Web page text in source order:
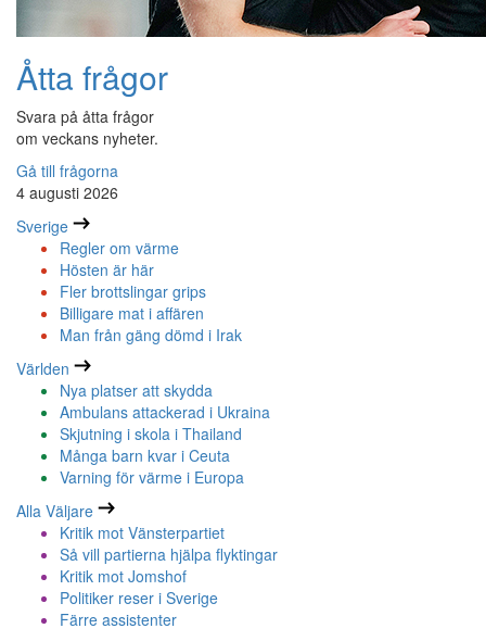
Åtta frågor
Svara på åtta frågor
om veckans nyheter.
Gå till frågorna
4 augusti 2026
Sverige
Regler om värme
Hösten är här
Fler brottslingar grips
Billigare mat i affären
Man från gäng dömd i Irak
Världen
Nya platser att skydda
Ambulans attackerad i Ukraina
Skjutning i skola i Thailand
Många barn kvar i Ceuta
Varning för värme i Europa
Alla Väljare
Kritik mot Vänsterpartiet
Så vill partierna hjälpa flyktingar
Kritik mot Jomshof
Politiker reser i Sverige
Färre assistenter